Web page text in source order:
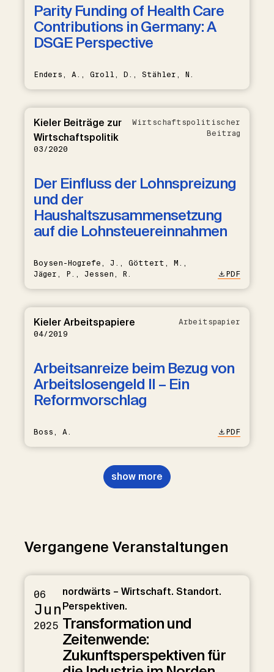
Parity Funding of Health Care
Contributions in Germany: A
DSGE Perspective
Enders, A., Groll, D., Stähler, N.
Kieler Beiträge zur
Wirtschaftspolitik
03/2020
Wirtschaftspolitischer
Beitrag
Der Einfluss der Lohnspreizung
und der
Haushaltszusammensetzung
auf die Lohnsteuereinnahmen
Boysen-Hogrefe, J., Göttert, M.,
Jäger, P., Jessen, R.
PDF
Kieler Arbeitspapiere
04/2019
Arbeitspapier
Arbeitsanreize beim Bezug von
Arbeitslosengeld II – Ein
Reformvorschlag
Boss, A. PDF
show more
Vergangene Veranstaltungen
06
Jun
2025
nordwärts – Wirtschaft. Standort.
Perspektiven.
Transformation und
Zeitenwende:
Zukunftsperspektiven für